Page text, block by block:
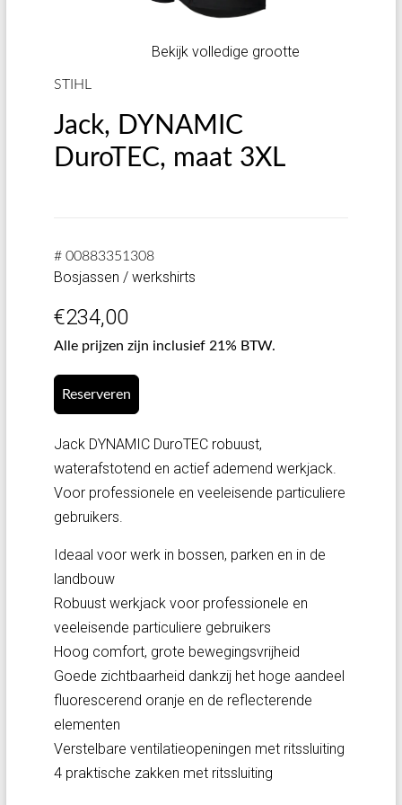
Bekijk volledige grootte
STIHL
Jack, DYNAMIC
DuroTEC, maat 3XL
# 00883351308
Bosjassen / werkshirts
€234,00
Alle prijzen zijn inclusief 21% BTW.
Reserveren
Jack DYNAMIC DuroTEC robuust,
waterafstotend en actief ademend werkjack.
Voor professionele en veeleisende particuliere
gebruikers.
Ideaal voor werk in bossen, parken en in de
landbouw
Robuust werkjack voor professionele en
veeleisende particuliere gebruikers
Hoog comfort, grote bewegingsvrijheid
Goede zichtbaarheid dankzij het hoge aandeel
fluorescerend oranje en de reflecterende
elementen
Verstelbare ventilatieopeningen met ritssluiting
4 praktische zakken met ritssluiting